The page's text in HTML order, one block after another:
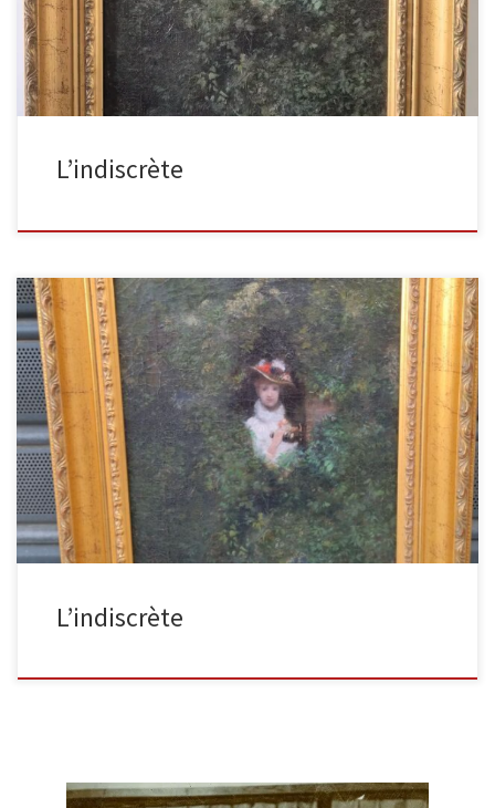
L’indiscrète
L’indiscrète Huile sur toile, signée en bas à droite, datée 1882, 41
x 27 cm. Petites craquelures. Il s’agit là […]
L’indiscrète